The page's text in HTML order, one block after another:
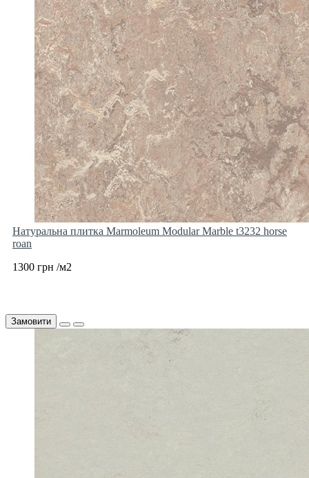
Натуральна плитка Marmoleum Modular Marble t3232 horse
roan
1300 грн /м2
Замовити